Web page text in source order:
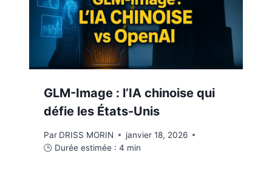
GLM-Image : l’IA chinoise qui
défie les États-Unis
Par DRISS MORIN
janvier 18, 2026
🕒 Durée estimée : 4 min